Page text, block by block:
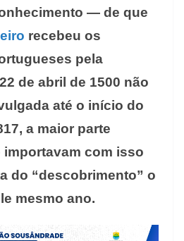
— de que
recebeu os
pela
de abril de 1500 não
até o início do
a maior parte
com isso
do “descobrimento” o
mesmo ano.